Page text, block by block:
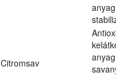
Citromsav